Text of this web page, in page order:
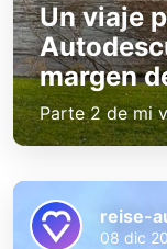
Un viaje
margen
Parte 2 de mi
reise-
08 dic